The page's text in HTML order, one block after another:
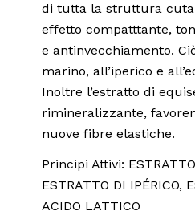
di tutta la struttura
effetto compatttante,
e antinvecchiamento.
marino, all’iperico e
Inoltre l’estratto di
rimineralizzante,
nuove fibre elastiche.
Principi Attivi:
ESTRATTO DI IPÉRICO,
ACIDO LATTICO